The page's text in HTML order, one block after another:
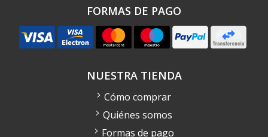
FORMAS DE PAGO
NUESTRA TIENDA
Cómo comprar
Quiénes somos
Formas de pago